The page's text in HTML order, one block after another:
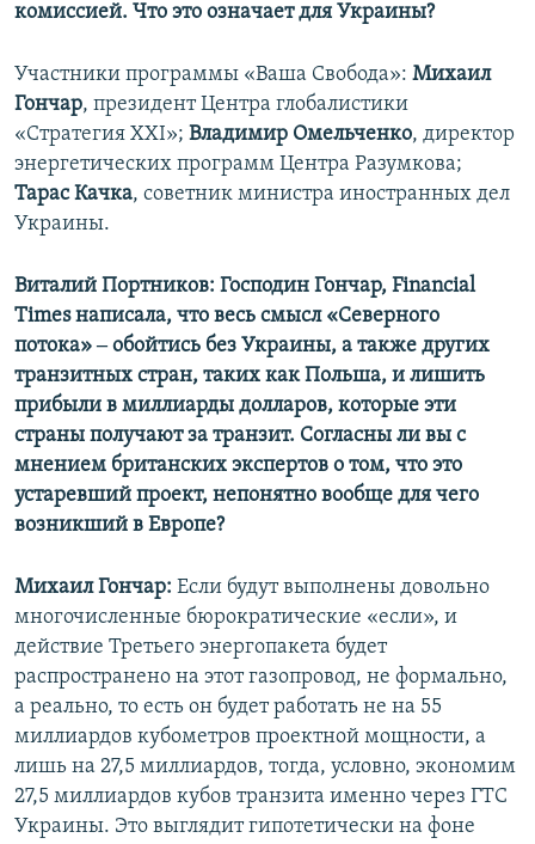
комиссией. Что это означает для Украины?
Участники программы «Ваша Свобода»: Михаил
Гончар, президент Центра глобалистики
«Стратегия ХХI»; Владимир Омельченко, директор
энергетических программ Центра Разумкова;
Тарас Качка, советник министра иностранных дел
Украины.
Виталий Портников: Господин Гончар, Financial
Times написала, что весь смысл «Северного
потока» ‒ обойтись без Украины, а также других
транзитных стран, таких как Польша, и лишить
прибыли в миллиарды долларов, которые эти
страны получают за транзит. Согласны ли вы с
мнением британских экспертов о том, что это
устаревший проект, непонятно вообще для чего
возникший в Европе?
Михаил Гончар: Если будут выполнены довольно
многочисленные бюрократические «если», и
действие Третьего энергопакета будет
распространено на этот газопровод, не формально,
а реально, то есть он будет работать не на 55
миллиардов кубометров проектной мощности, а
лишь на 27,5 миллиардов, тогда, условно, экономим
27,5 миллиардов кубов транзита именно через ГТС
Украины. Это выглядит гипотетически на фоне